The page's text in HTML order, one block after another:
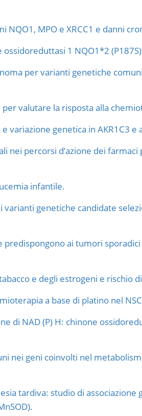
NQO1, MPO e XRCC1 e danni
ossidoreduttasi 1 NQO1*2
per varianti genetiche
per valutare la risposta alla
e variazione genetica in AKR1C3
nei percorsi d’azione dei
infantile.
varianti genetiche candidate
predispongono ai tumori
e degli estrogeni e rischio
a base di platino nel
di NAD (P) H: chinone
nei geni coinvolti nel
tardiva: studio di